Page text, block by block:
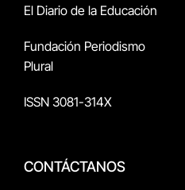
El Diario de la Educación
Fundación Periodismo
Plural
ISSN 3081-314X
CONTÁCTANOS